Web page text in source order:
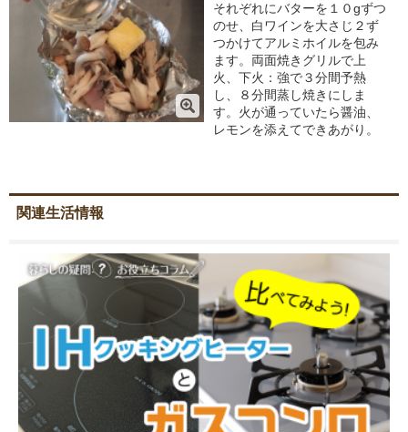
それぞれにバターを１０gずつ
のせ、白ワインを大さじ２ず
つかけてアルミホイルを包み
ます。両面焼きグリルで上
火、下火：強で３分間予熱
し、８分間蒸し焼きにしま
す。火が通っていたら醤油、
レモンを添えてできあがり。
関連生活情報